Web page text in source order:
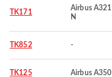
TK171
Airbus A321
N
TK852 -
TK125 Airbus A350